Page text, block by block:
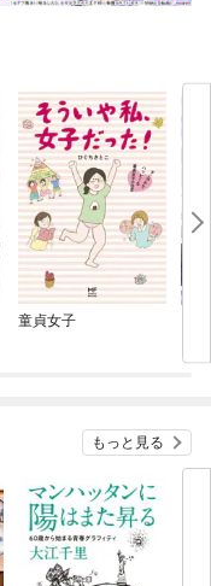
童貞女子
ラ
もっと見る